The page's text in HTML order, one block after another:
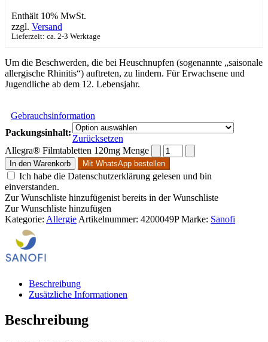
Enthält 10% MwSt.
zzgl. Versand
Lieferzeit: ca. 2-3 Werktage
Um die Beschwerden, die bei Heuschnupfen (sogenannte „saisonale
allergische Rhinitis“) auftreten, zu lindern. Für Erwachsene und
Jugendliche ab dem 12. Lebensjahr.
Gebrauchsinformation
Packungsinhalt:
Zurücksetzen
Allegra® Filmtabletten 120mg Menge
In den Warenkorb Mit WhatsApp bestellen
Ich habe die Datenschutzerklärung gelesen und bin
einverstanden.
Zur Wunschliste hinzufügenist bereits in der Wunschliste
Zur Wunschliste hinzufügen
Kategorie: Allergie Artikelnummer: 4200049P Marke: Sanofi
Beschreibung
Zusätzliche Informationen
Beschreibung